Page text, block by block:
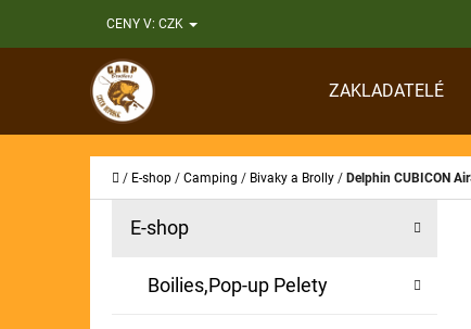
na
CENY V: CZK
ZAKLADATELÉ
Domů
/ E-shop / Camping / Bivaky a Brolly / Delphin CUBICON
Přeskočit
E-shop
Boilies,Pop-up Pelety
O
Í
Zpět
do
obchodu
Zpět
do
obchodu